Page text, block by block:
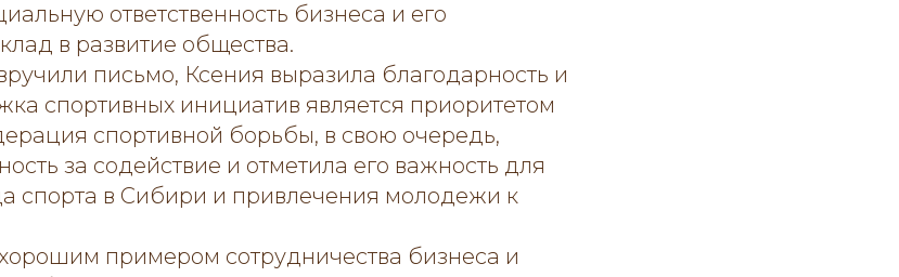
ответственность бизнеса и его
в развитие общества.
письмо, Ксения выразила благодарность и
спортивных инициатив является приоритетом
спортивной борьбы, в свою очередь,
за содействие и отметила его важность для
спорта в Сибири и привлечения молодежи к
хорошим примером сотрудничества бизнеса и